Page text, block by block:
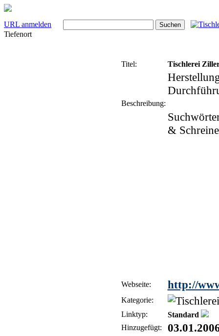
URL anmelden
Tiefenort
Titel: Tischlerei
Beschreibung:
&
Webseite: http://
Kategorie:
Linktyp:
Standard
Hinzugefügt: